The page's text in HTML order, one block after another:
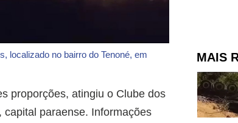
localizado no bairro do Tenoné, em
proporções, atingiu o Clube dos
capital paraense. Informações
MAIS